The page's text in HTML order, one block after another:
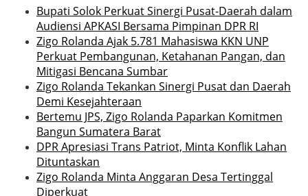
Bupati Solok Perkuat Sinergi Pusat-Daerah dalam
Audiensi APKASI Bersama Pimpinan DPR RI
Zigo Rolanda Ajak 5.781 Mahasiswa KKN UNP
Perkuat Pembangunan, Ketahanan Pangan, dan
Mitigasi Bencana Sumbar
Zigo Rolanda Tekankan Sinergi Pusat dan Daerah
Demi Kesejahteraan
Bertemu JPS, Zigo Rolanda Paparkan Komitmen
Bangun Sumatera Barat
DPR Apresiasi Trans Patriot, Minta Konflik Lahan
Dituntaskan
Zigo Rolanda Minta Anggaran Desa Tertinggal
Diperkuat